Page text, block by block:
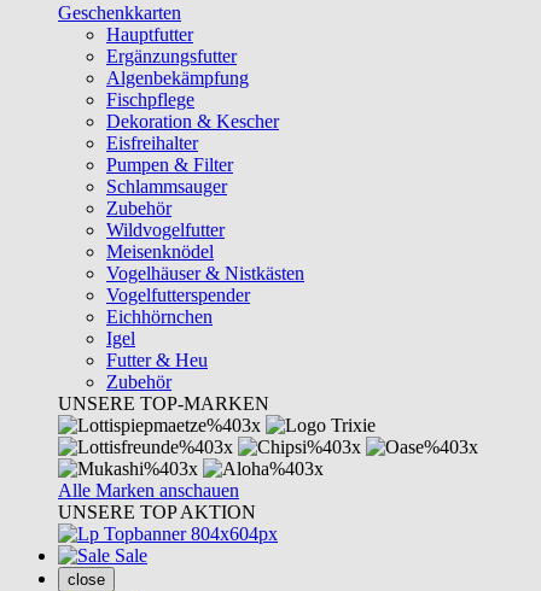
Geschenkkarten
Hauptfutter
Ergänzungsfutter
Algenbekämpfung
Fischpflege
Dekoration & Kescher
Eisfreihalter
Pumpen & Filter
Schlammsauger
Zubehör
Wildvogelfutter
Meisenknödel
Vogelhäuser & Nistkästen
Vogelfutterspender
Eichhörnchen
Igel
Futter & Heu
Zubehör
UNSERE TOP-MARKEN
Alle Marken anschauen
UNSERE TOP AKTION
Sale
close